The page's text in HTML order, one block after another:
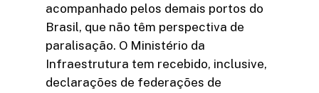
acompanhado pelos demais portos do
Brasil, que não têm perspectiva de
paralisação. O Ministério da
Infraestrutura tem recebido, inclusive,
declarações de federações de